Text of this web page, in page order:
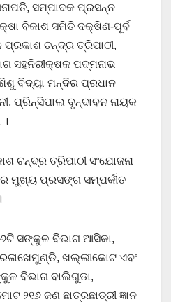
ସମ୍ପାଦକ ପ୍ରସନ୍ନ
ବିକାଶ ସମିତି ଦକ୍ଷିଣ-ପୂର୍ବ
ଚନ୍ଦ୍ର ତ୍ରିପାଠୀ,
ସହନିରୀକ୍ଷକ ପଦ୍ମନାଭ
ବିଦ୍ୟା ମନ୍ଦିର ପ୍ରଧାନ
ପ୍ରିନ୍ସିପାଲ ବୃନ୍ଦାବନ ନାୟକ
ଚନ୍ଦ୍ର ତ୍ରିପାଠୀ ସଂଯୋଜନା
ମୁ୍‌ଖ୍ୟ ପ୍ରସଙ୍ଗ ସମ୍ପର୍କୀତ
ସଙ୍କୁଳ ବିଭାଗ ଆସିକା,
ଖଲ୍ଲୀକୋଟ ଏବଂ
ବିଭାଗ ବାଲିଗୁଡା,
୨୧୬ ଜଣ ଛାତ୍ରଛାତ୍ରୀ ଜ୍ଞାନ